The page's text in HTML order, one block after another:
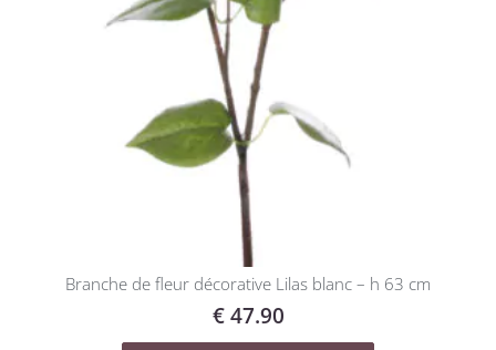
Branche de fleur décorative Lilas blanc – h 63 cm
€47.90